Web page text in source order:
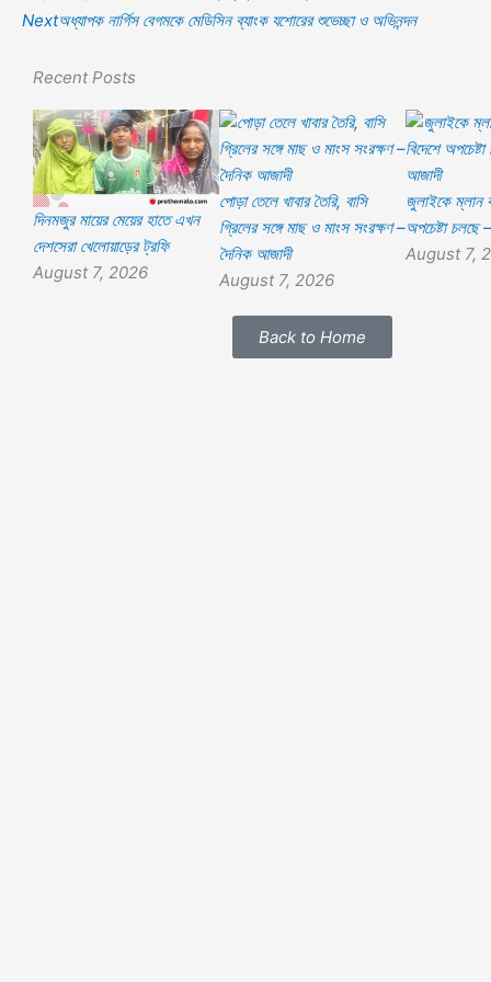
Nextঅধ্যাপক নার্গিস বেগমকে মেডিসিন ব্যাংক যশোরের শুভেচ্ছা ও অভিনন্দন
Recent Posts
দিনমজুর মায়ের মেয়ের হাতে এখন
দেশসেরা খেলোয়াড়ের ট্রফি
August 7, 2026
পোড়া তেলে খাবার তৈরি, বাসি
গ্রিলের সঙ্গে মাছ ও মাংস সংরক্ষণ –
দৈনিক আজাদী
August 7, 2026
জুলাইকে ম্লান
অপচেষ্টা চলছে
August 7,
Back to Home